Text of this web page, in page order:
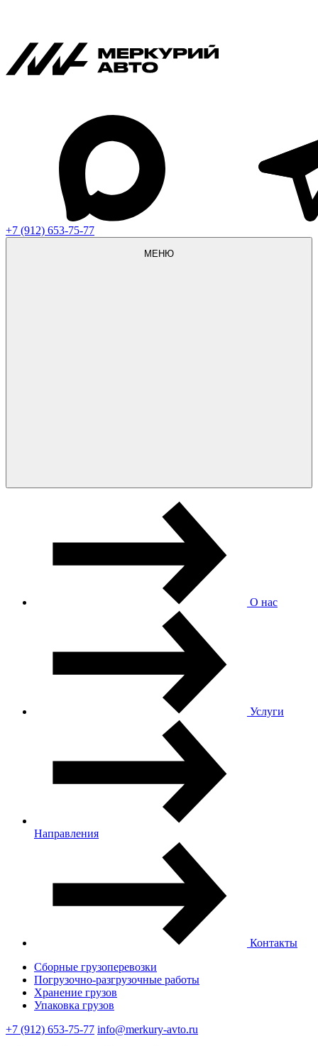
+7 (912) 653-75-77
МЕНЮ
О нас
Услуги
Направления
Контакты
Сборные грузоперевозки
Погрузочно-разгрузочные работы
Хранение грузов
Упаковка грузов
+7 (912) 653-75-77 info@merkury-avto.ru